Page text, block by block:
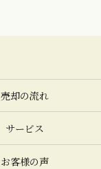
売却の流れ
サービス
お客様の声